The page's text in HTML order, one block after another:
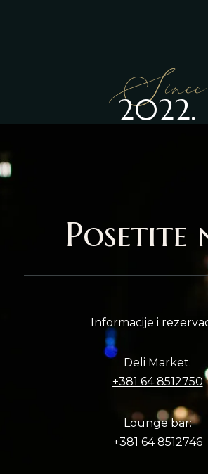
Since
2022.
Posetite
Informacije i
Deli Market:
+381 64 8512750
Lounge bar:
+381 64 8512746